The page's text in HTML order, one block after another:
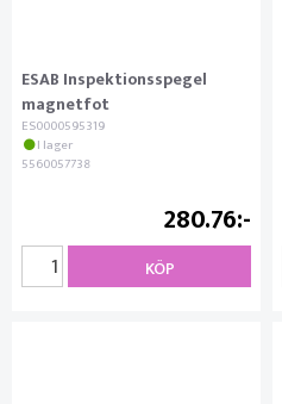
ESAB Inspektionsspegel
magnetfot
ES0000595319
I lager
5560057738
280.76
KÖP